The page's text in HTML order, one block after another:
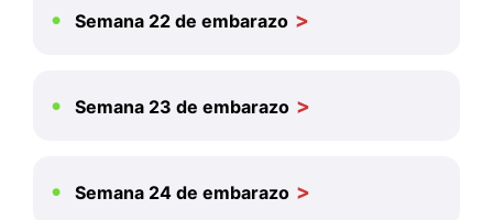
Semana 22 de embarazo
Semana 23 de embarazo
Semana 24 de embarazo